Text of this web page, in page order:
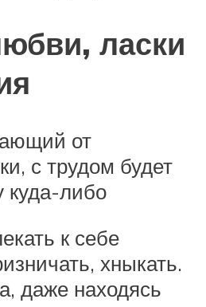
ласки
от
с трудом будет
куда-либо
к себе
хныкать.
даже находясь